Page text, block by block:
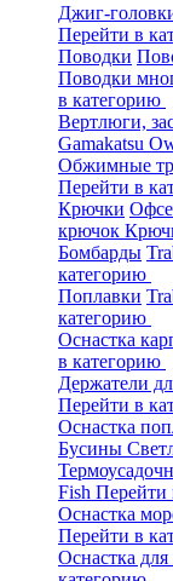
Джиг-
Перейти в
Поводки
Поводки
в категорию
Вертлюги,
Gamakatsu
Обжимные
Перейти в
Крючки
крючок
Бомбарды
категорию
Поплавки
категорию
Оснастка
в категорию
Держатели
Перейти в
Оснастка
Бусины
Fish Перейти
Оснастка
Перейти в
Оснастка